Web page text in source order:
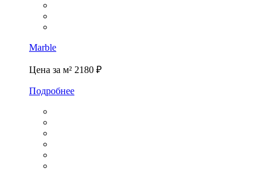
Marble
Цена за м² 2180 ₽
Подробнее